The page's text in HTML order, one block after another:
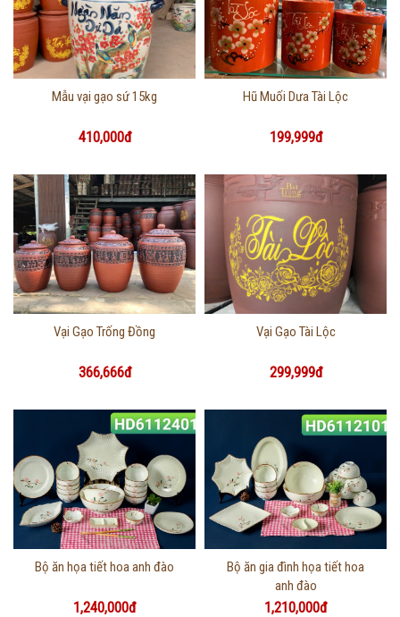
Thông tin chi tiết
Mẫu vại gạo sứ 15kg
410,000đ
Thông tin chi tiết
Hũ Muối Dưa Tài Lộc
199,999đ
Thông tin chi tiết
Vại Gạo Trống Đồng
366,666đ
Thông tin chi tiết
Vại Gạo Tài Lộc
299,999đ
Thông tin chi tiết
Bộ ăn họa tiết hoa anh đào
1,240,000đ
Thông tin chi tiết
Bộ ăn gia đình họa tiết hoa
anh đào
1,210,000đ